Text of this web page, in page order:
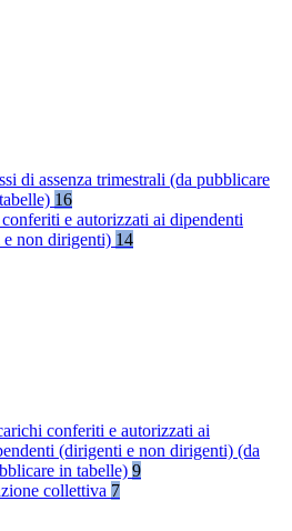
di assenza trimestrali (da pubblicare
16
e autorizzati ai dipendenti
non dirigenti) 14
conferiti e autorizzati ai
(dirigenti e non dirigenti) (da
in tabelle) 9
collettiva 7